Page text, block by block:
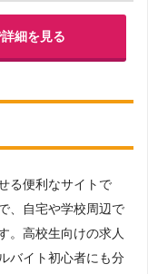
細を見る
る便利なサイトで
、自宅や学校周辺で
。高校生向けの求人
バイト初心者にも分